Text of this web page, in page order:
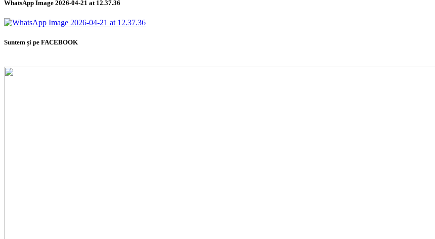
WhatsApp Image 2026-04-21 at 12.37.36
Suntem și pe FACEBOOK